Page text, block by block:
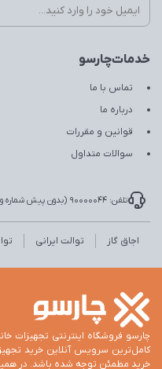
خدمات‌چارسو
تماس با ما
درباره ما
قوانین و مقررات
سوالات متداول
تلفن: 90000044 (بدون پیش شماره و رایگان)
اجاق گاز توالت ایرانی
چارسو فروشگاه اینترنتی تجهیزات
کامل‌ترین سرویس آنلاین خرید